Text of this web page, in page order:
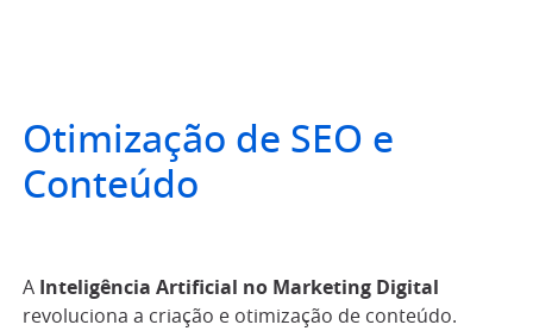
Otimização de SEO e
Conteúdo
A
Inteligência Artificial no Marketing Digital
revoluciona a criação e otimização de conteúdo.